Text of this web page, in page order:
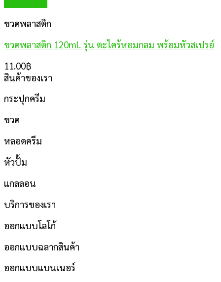
ขวดพลาสติก
ขวดพลาสติก 120ml. รุ่น ตะไคร้หอมกลม พร้อมหัวสเปรย์
11.00฿
สินค้าของเรา
กระปุกครีม
ขวด
หลอดครีม
หัวปั้ม
แกลลอน
บริการของเรา
ออกแบบโลโก้
ออกแบบฉลากสินค้า
ออกแบบแบนเนอร์